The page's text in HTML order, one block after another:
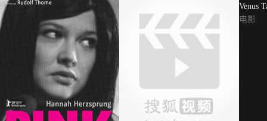
Venus
电影